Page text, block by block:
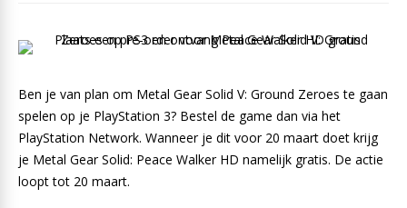
Ben je van plan om Metal Gear Solid V: Ground Zeroes te gaan
spelen op je PlayStation 3? Bestel de game dan via het
PlayStation Network. Wanneer je dit voor 20 maart doet krijg
je Metal Gear Solid: Peace Walker HD namelijk gratis. De actie
loopt tot 20 maart.